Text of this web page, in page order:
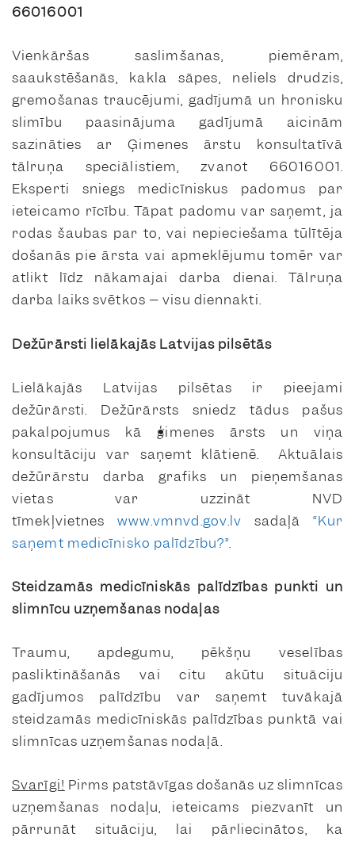
66016001
Vienkāršas saslimšanas, piemēram,
saaukstēšanās, kakla sāpes, neliels drudzis,
gremošanas traucējumi, gadījumā un hronisku
slimību paasinājuma gadījumā aicinām
sazināties ar Ģimenes ārstu konsultatīvā
tālruņa speciālistiem, zvanot 66016001.
Eksperti sniegs medicīniskus padomus par
ieteicamo rīcību. Tāpat padomu var saņemt, ja
rodas šaubas par to, vai nepieciešama tūlītēja
došanās pie ārsta vai apmeklējumu tomēr var
atlikt līdz nākamajai darba dienai. Tālruņa
darba laiks svētkos – visu diennakti.
Dežūrārsti lielākajās Latvijas pilsētās
Lielākajās Latvijas pilsētas ir pieejami
dežūrārsti. Dežūrārsts sniedz tādus pašus
pakalpojumus kā ģimenes ārsts un viņa
konsultāciju var saņemt klātienē. Aktuālais
dežūrārstu darba grafiks un pieņemšanas
vietas var uzzināt NVD
tīmekļvietnes www.vmnvd.gov.lv sadaļā “Kur
saņemt medicīnisko palīdzību?”.
Steidzamās medicīniskās palīdzības punkti un
slimnīcu uzņemšanas nodaļas
Traumu, apdegumu, pēkšņu veselības
pasliktināšanās vai citu akūtu situāciju
gadījumos palīdzību var saņemt tuvākajā
steidzamās medicīniskās palīdzības punktā vai
slimnīcas uzņemšanas nodaļā.
Svarīgi! Pirms patstāvīgas došanās uz slimnīcas
uzņemšanas nodaļu, ieteicams piezvanīt un
pārrunāt situāciju, lai pārliecinātos, ka